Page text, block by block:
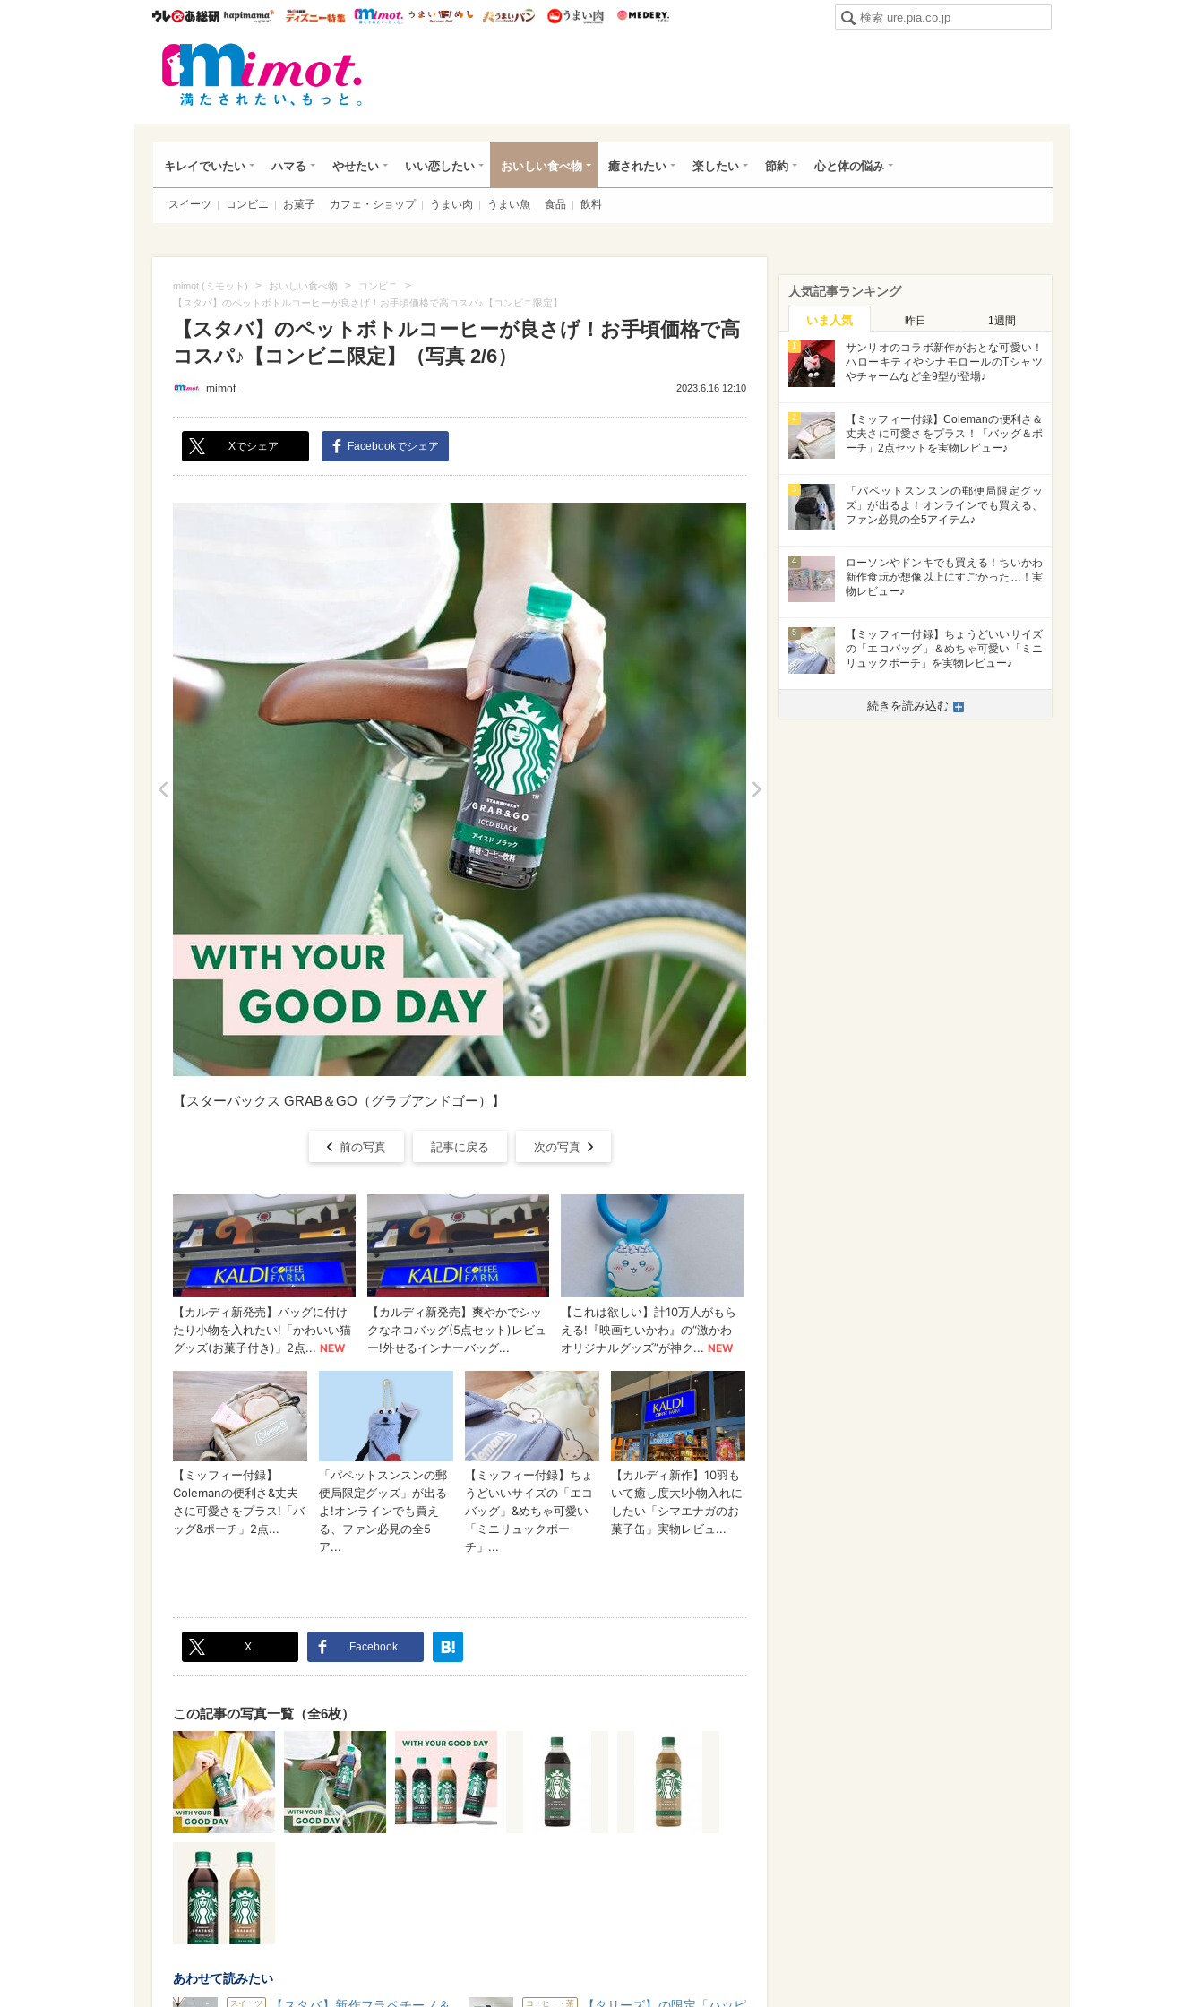
ウレぴあ総研ハピママ* ウレぴあ総研 ディズニー特集
mimot. うまいめし うまいパン うまい肉
キレイでいたい ハマる やせたい いい恋したい おいしい食べ物 癒されたい 楽したい 節約 心と体の悩み
スイーツ コンビニ お菓子 カフェ・ショップ うまい肉 うまい魚 食品 飲料
mimot.(ミモット) > おいしい食べ物 > コンビニ >
【スタバ】のペットボトルコーヒーが良さげ！お手頃価格で高コスパ♪【コンビニ限定】
【スタバ】のペットボトルコーヒーが良さげ！お手頃価格で高
コスパ♪【コンビニ限定】（写真 2/6）
mimot. 2023.6.16 12:10
Xでシェア Facebookでシェア
【スターバックス GRAB＆GO（グラブアンドゴー）】
前の写真 記事に戻る 次の写真
X Facebook
この記事の写真一覧（全6枚）
あわせて読みたい
スイーツ コーヒー・茶
人気記事ランキング
いま人気 昨日 1週間
1
サンリオのコラボ新作がおとな可愛い！
ハローキティやシナモロールのTシャツ
やチャームなど全9型が登場♪
2
【ミッフィー付録】Colemanの便利さ＆
丈夫さに可愛さをプラス！「バッグ＆ポ
ーチ」2点セットを実物レビュー♪
3
「パペットスンスンの郵便局限定グッ
ズ」が出るよ！オンラインでも買える、
ファン必見の全5アイテム♪
4
ローソンやドンキでも買える！ちいかわ
新作食玩が想像以上にすごかった…！実
物レビュー♪
5
【ミッフィー付録】ちょうどいいサイズ
の「エコバッグ」＆めちゃ可愛い「ミニ
リュックポーチ」を実物レビュー♪
続きを読み込む